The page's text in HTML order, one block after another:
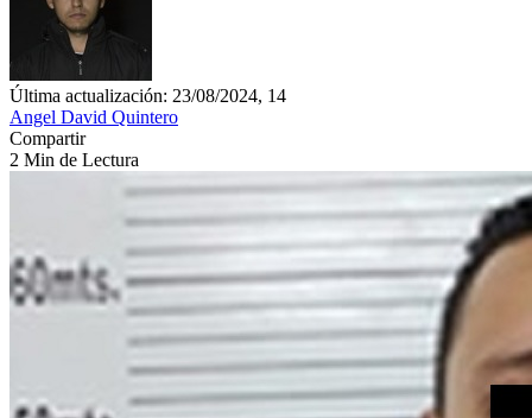
Última actualización: 23/08/2024, 14
Angel David Quintero
Compartir
2 Min de Lectura